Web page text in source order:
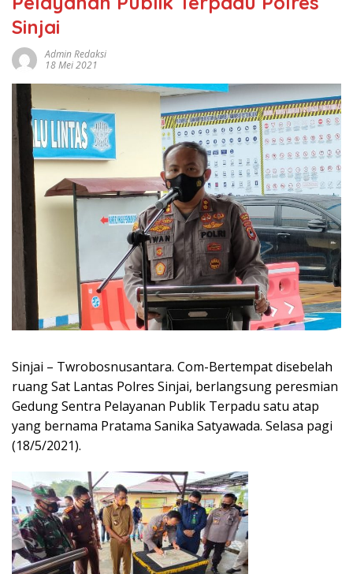
Sinjai
Admin Redaksi
18 Mei 2021
Sinjai – Twrobosnusantara. Com-Bertempat disebelah
ruang Sat Lantas Polres Sinjai, berlangsung peresmian
Gedung Sentra Pelayanan Publik Terpadu satu atap
yang bernama Pratama Sanika Satyawada. Selasa pagi
(18/5/2021).